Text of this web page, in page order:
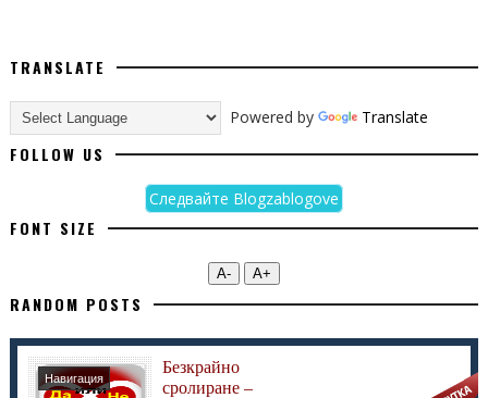
TRANSLATE
Powered by Translate
FOLLOW US
Следвайте Blogzablogove
FONT SIZE
А- А+
RANDOM POSTS
Навигация
Безкрайно
сролиране –